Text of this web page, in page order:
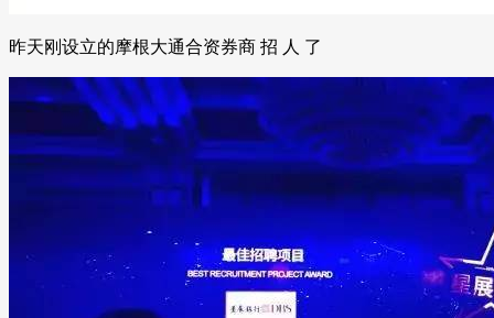
昨天刚设立的摩根大通合资券商 招 人 了